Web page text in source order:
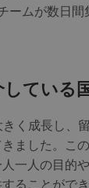
ームが数日
ている
く成長し、
ました。こ
一人の目的
ることがで